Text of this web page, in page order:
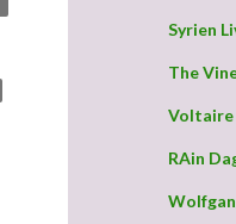
Syrien
The
RAin